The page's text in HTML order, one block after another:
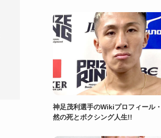
神足茂利選手のWikiプロフィール
然の死とボクシング人生!!